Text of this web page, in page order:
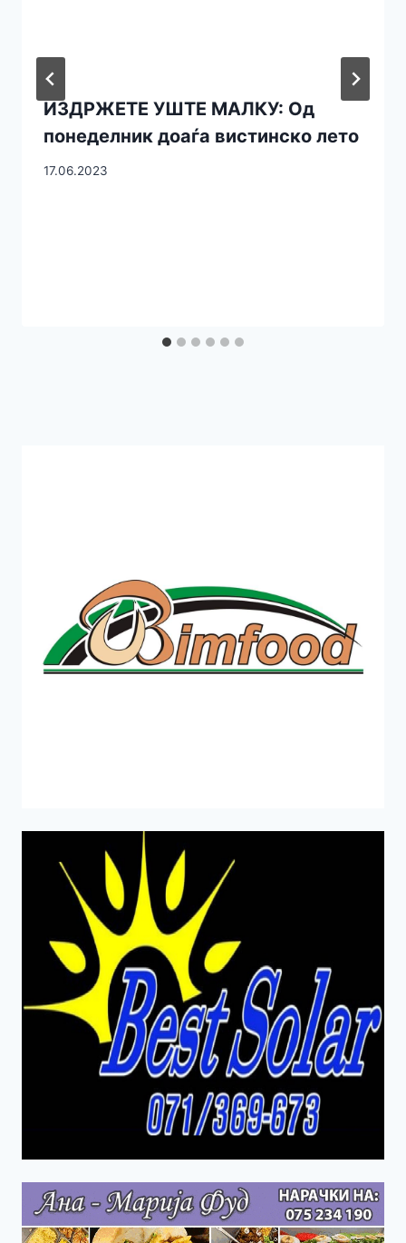
ИЗДРЖЕТЕ УШТЕ МАЛКУ: Од
понеделник доаѓа вистинско лето
17.06.2023